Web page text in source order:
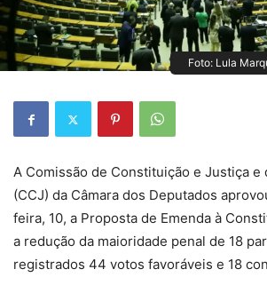
Foto: Lula
A Comissão de Constituição e Justiça e
(CCJ) da Câmara dos Deputados
feira, 10, a Proposta de Emenda à
a redução da maioridade penal de 18
registrados 44 votos favoráveis e 18